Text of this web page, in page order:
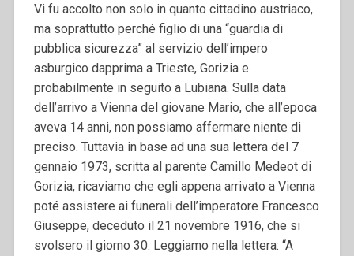
Vi fu accolto non solo in quanto cittadino austriaco,
ma soprattutto perché figlio di una “guardia di
pubblica sicurezza” al servizio dell’impero
asburgico dapprima a Trieste, Gorizia e
probabilmente in seguito a Lubiana. Sulla data
dell’arrivo a Vienna del giovane Mario, che all’epoca
aveva 14 anni, non possiamo affermare niente di
preciso. Tuttavia in base ad una sua lettera del 7
gennaio 1973, scritta al parente Camillo Medeot di
Gorizia, ricaviamo che egli appena arrivato a Vienna
poté assistere ai funerali dell’imperatore Francesco
Giuseppe, deceduto il 21 novembre 1916, che si
svolsero il giorno 30. Leggiamo nella lettera: “A